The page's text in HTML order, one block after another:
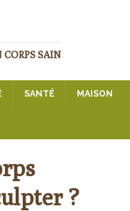
CORPS SAIN
SANTÉ MAISON
?